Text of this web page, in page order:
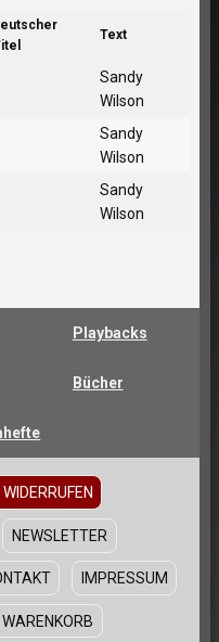
Text
Sandy
Wilson
Sandy
Wilson
Sandy
Wilson
Playbacks
Bücher
NEWSLETTER
IMPRESSUM
WARENKORB